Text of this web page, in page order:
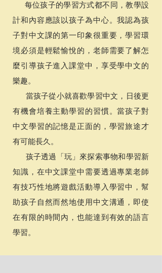
每位孩子的學習方式都不同，教學設
計和內容應該以孩子為中心。我認為孩
子對中文課的第一印象很重要，學習環
境必須是輕鬆愉悅的，老師需要了解怎
麼引導孩子進入課堂中，享受學中文的
樂趣。
當孩子從小就喜歡學習中文，日後更
有機會培養主動學習的習慣。當孩子對
中文學習的記憶是正面的，學習旅途才
有可能長久。
孩子透過「玩」來探索事物和學習新
知識，在中文課堂中需要透過專業老師
有技巧性地將遊戲活動導入學習中，幫
助孩子自然而然地使用中文溝通，即使
在有限的時間內，也能達到有效的語言
學習。